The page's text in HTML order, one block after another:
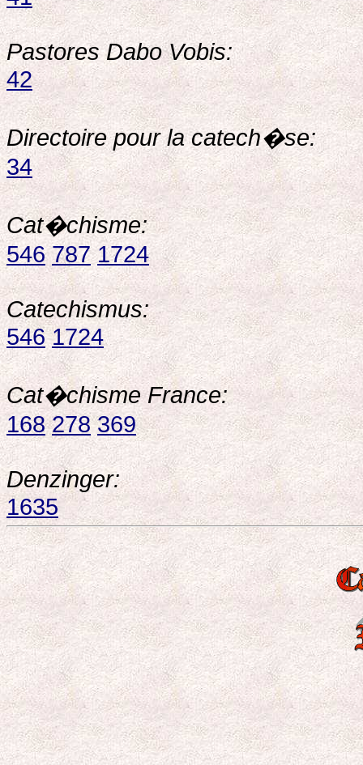
Pastores Dabo Vobis:
42
Directoire pour la catech�se:
34
Cat�chisme:
546 787 1724
Catechismus:
546 1724
Cat�chisme France:
168 278 369
Denzinger:
1635